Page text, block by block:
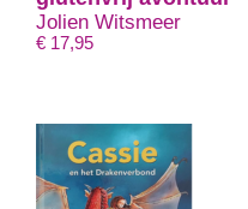
Jolien Witsmeer
€ 17,95